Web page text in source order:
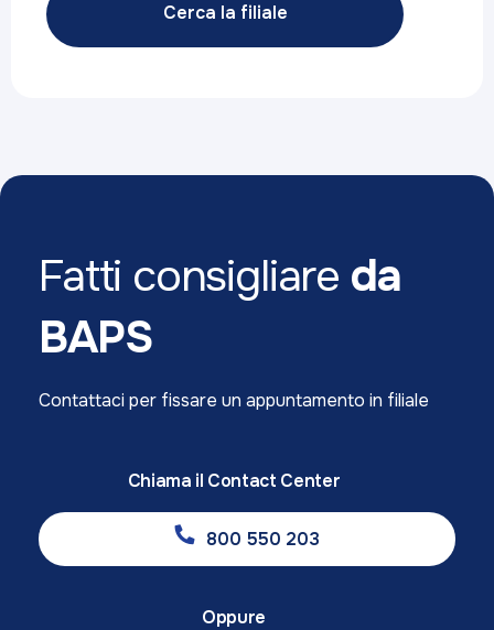
Cerca la filiale
Fatti consigliare da
BAPS
Contattaci per fissare un appuntamento in filiale
Chiama il Contact Center
800 550 203
Oppure